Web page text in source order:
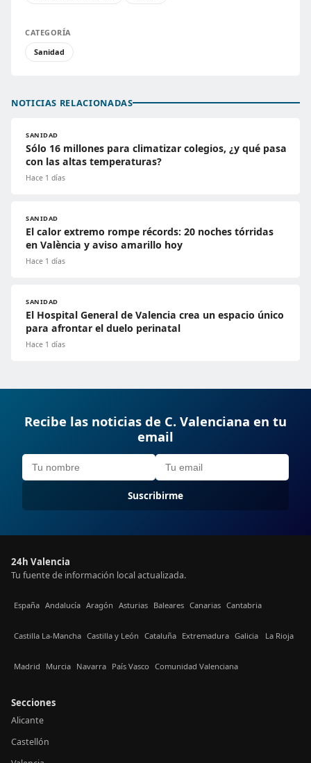
CATEGORÍA
Sanidad
NOTICIAS RELACIONADAS
SANIDAD
Sólo 16 millones para climatizar colegios, ¿y qué pasa
con las altas temperaturas?
Hace 1 días
SANIDAD
El calor extremo rompe récords: 20 noches tórridas
en València y aviso amarillo hoy
Hace 1 días
SANIDAD
El Hospital General de Valencia crea un espacio único
para afrontar el duelo perinatal
Hace 1 días
Recibe las noticias de C. Valenciana en tu
email
Suscribirme
24h Valencia
Tu fuente de información local actualizada.
España Andalucía Aragón Asturias Baleares Canarias Cantabria
Castilla La-Mancha Castilla y León Cataluña Extremadura Galicia La Rioja
Madrid Murcia Navarra País Vasco Comunidad Valenciana
Secciones
Alicante
Castellón